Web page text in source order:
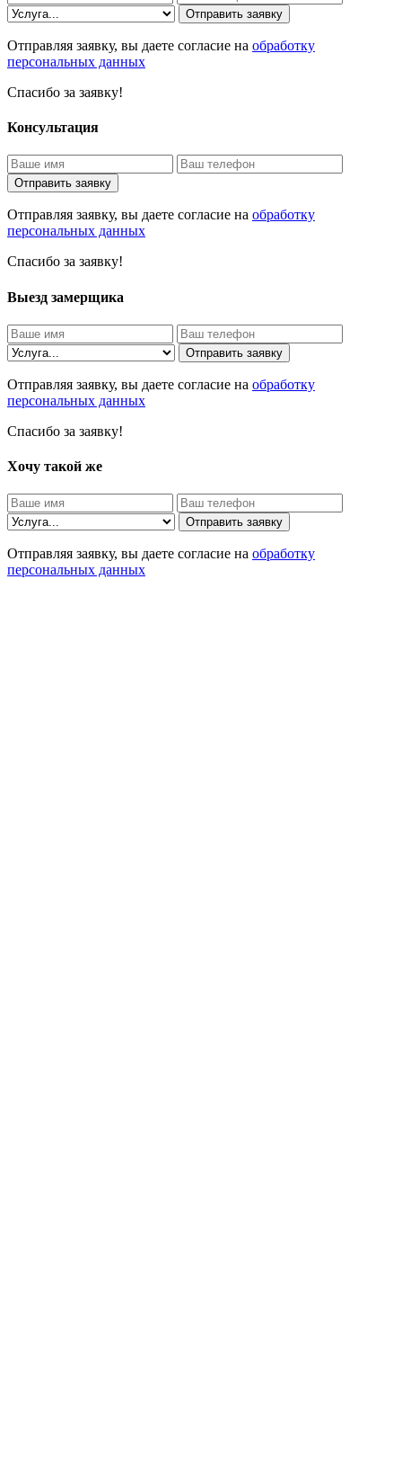
Отправить заявку
Отправляя заявку, вы даете согласие на обработку
персональных данных
Спасибо за заявку!
Консультация
Отправить заявку
Отправляя заявку, вы даете согласие на обработку
персональных данных
Спасибо за заявку!
Выезд замерщика
Отправить заявку
Отправляя заявку, вы даете согласие на обработку
персональных данных
Спасибо за заявку!
Хочу такой же
Отправить заявку
Отправляя заявку, вы даете согласие на обработку
персональных данных